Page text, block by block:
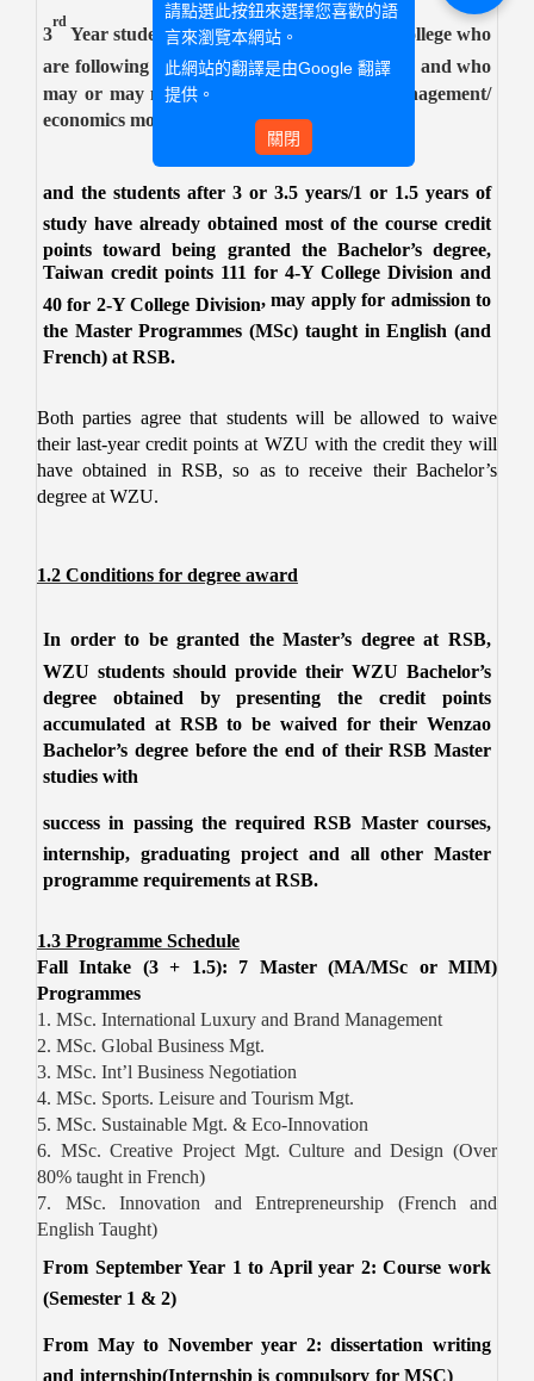
3
rd
Year students of 4-year college or 2-year college who
are following a Bachelor programme at WZU
and who
may or may not be enrolled in
business/ management/
economics modules,
and the students after 3 or 3.5 years/1 or 1.5 years of
study have already obtained most of the course credit
points toward being granted the Bachelor’s degree,
Taiwan credit points 111 for 4-Y College Division and
40 for 2-Y College Division, may apply for admission to
the Master Programmes (MSc) taught in English (and
French) at RSB.
Both parties agree that students will be allowed to waive
their last-year credit points at WZU with the credit they will
have obtained in RSB, so as to receive their Bachelor’s
degree at WZU.
1.2 Conditions for degree award
In order to be granted the Master’s degree at RSB,
WZU students should provide their WZU
Bachelor’s
degree obtained by presenting the credit points
accumulated at RSB to be waived for their Wenzao
Bachelor’s degree before the end of their RSB Master
studies with
success in passing the required RSB Master courses,
internship, graduating project and all other Master
programme requirements at RSB.
1.3 Programme Schedule
Fall Intake (3 + 1.5): 7 Master (MA/MSc or MIM)
Programmes
1. MSc. International Luxury and Brand Management
2. MSc. Global Business Mgt.
3. MSc. Int’l Business Negotiation
4. MSc. Sports. Leisure and Tourism Mgt.
5. MSc. Sustainable Mgt. & Eco-Innovation
6. MSc. Creative Project Mgt. Culture and Design (Over
80% taught in French)
7. MSc. Innovation and Entrepreneurship (French and
English Taught)
From September Year 1 to April year 2: Course work
(Semester 1 & 2)
From May to November year 2: dissertation writing
and internship(Internship is compulsory for MSC)
請點選此按鈕來選擇您喜歡的語
言來瀏覽本網站。
此網站的翻譯是由Google 翻譯
提供。
關閉